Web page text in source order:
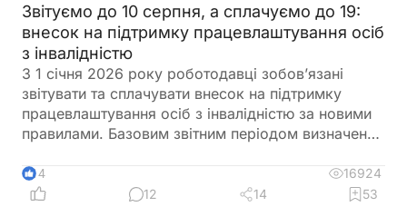
Звітуємо до 10 серпня, а сплачуємо до 19:
внесок на підтримку працевлаштування осіб
з інвалідністю
З 1 січня 2026 року роботодавці зобов’язані
звітувати та сплачувати внесок на підтримку
працевлаштування осіб з інвалідністю за новими
правилами. Базовим звітним періодом визначено
податкового органу протягом 40 календарних
днів після закінчення кварталу, а сплата внеску
14
16924
12
14 53